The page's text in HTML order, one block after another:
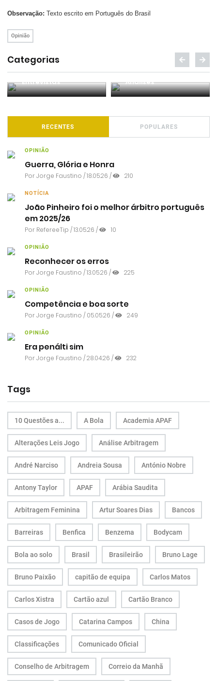
Observação: Texto escrito em Português do Brasil
Opinião
Categorias
Entrevistas Análises
RECENTES POPULARES
OPINIÃO
Guerra, Glória e Honra
PorJorge Faustino / 18.05.26 / 210
NOTÍCIA
João Pinheiro foi o melhor árbitro português
em 2025/26
Por RefereeTip / 13.05.26 / 10
OPINIÃO
Reconhecer os erros
PorJorge Faustino / 13.05.26 / 225
OPINIÃO
Competência e boa sorte
PorJorge Faustino / 05.05.26 / 249
OPINIÃO
Era penálti sim
PorJorge Faustino / 28.04.26 / 232
Tags
10 Questões a... A Bola Academia APAF
Alterações Leis Jogo Análise Arbitragem
André Narciso Andreia Sousa António Nobre
Antony Taylor APAF Arábia Saudita
Arbitragem Feminina Artur Soares Dias Bancos
Barreiras Benfica Benzema Bodycam
Bola ao solo Brasil Brasileirão Bruno Lage
Bruno Paixão capitão de equipa Carlos Matos
Carlos Xistra Cartão azul Cartão Branco
Casos de Jogo Catarina Campos China
Classificações Comunicado Oficial
Conselho de Arbitragem Correio da Manhã